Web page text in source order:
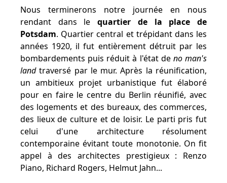
Nous terminerons notre journée en nous
rendant dans lequartier de la place de
Potsdam. Quartier central et trépidant dans les
années 1920, il fut entièrement détruit par les
bombardements puis réduit à l'état de no man's
landtraversé par le mur. Après la réunification,
un ambitieux projet urbanistique fut élaboré
pour en faire le centre du Berlin réunifié, avec
des logements et des bureaux, des commerces,
des lieux de culture et de loisir. Le parti pris fut
celui d'une architecture résolument
contemporaine évitant toute monotonie. On fit
appel à des architectes prestigieux : Renzo
Piano, Richard Rogers, Helmut Jahn...